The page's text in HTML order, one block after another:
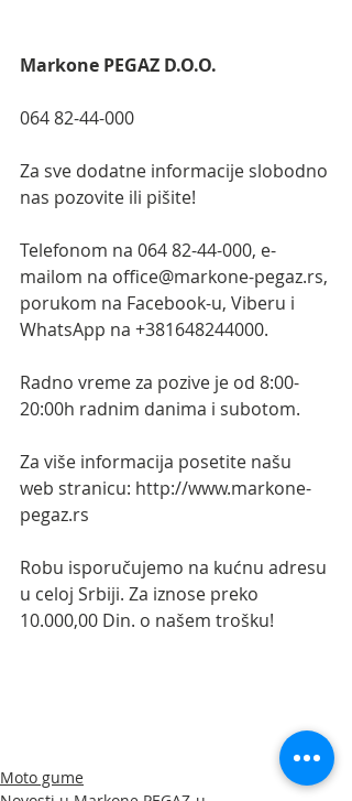
Markone PEGAZ D.O.O.
064 82-44-000
Za sve dodatne informacije slobodno
nas pozovite ili pišite!
Telefonom na 064 82-44-000, e-
mailom na office@markone-pegaz.rs,
porukom na Facebook-u, Viberu i
WhatsApp na +381648244000.
Radno vreme za pozive je od 8:00-
20:00h radnim danima i subotom.
Za više informacija posetite našu
web stranicu: http://www.markone-
pegaz.rs
Robu isporučujemo na kućnu adresu
u celoj Srbiji. Za iznose preko
10.000,00 Din. o našem trošku!
Moto gume